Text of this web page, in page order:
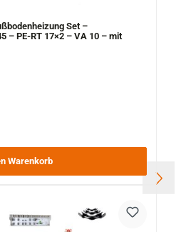
Set –
– PE-RT 17×2 – VA 10 – mit
Warenkorb